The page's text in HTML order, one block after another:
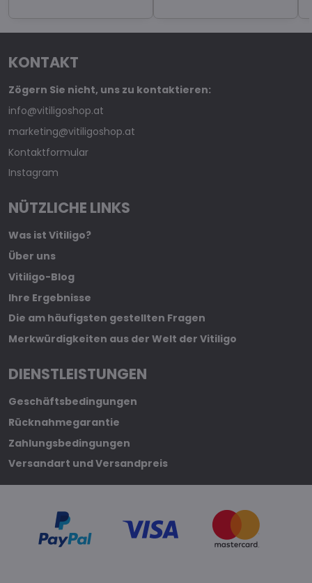
KONTAKT
Zögern Sie nicht, uns zu kontaktieren:
info@vitiligoshop.at
marketing@vitiligoshop.at
Kontaktformular
Instagram
NÜTZLICHE LINKS
Was ist Vitiligo?
Über uns
Vitiligo-Blog
Ihre Ergebnisse
Die am häufigsten gestellten Fragen
Merkwürdigkeiten aus der Welt der Vitiligo
DIENSTLEISTUNGEN
Geschäftsbedingungen
Rücknahmegarantie
Zahlungsbedingungen
Versandart und Versandpreis